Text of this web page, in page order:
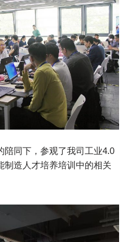
陪同下，参观了我司工业4.0
制造人才培养培训中的相关